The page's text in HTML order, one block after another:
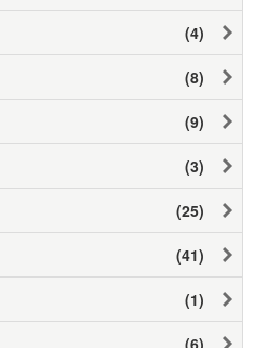
(4)
(8)
(9)
(3)
(25)
(41)
(1)
(6)